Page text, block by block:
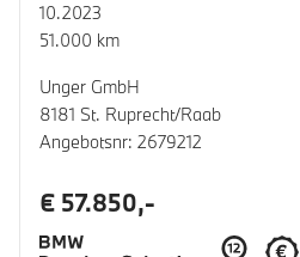
10.2023
51.000 km
Unger GmbH
8181 St. Ruprecht/Raab
Angebotsnr: 2679212
€ 57.850,-